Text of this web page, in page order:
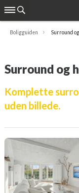
Boligguiden Surround
Surround og
Komplette
uden billede.